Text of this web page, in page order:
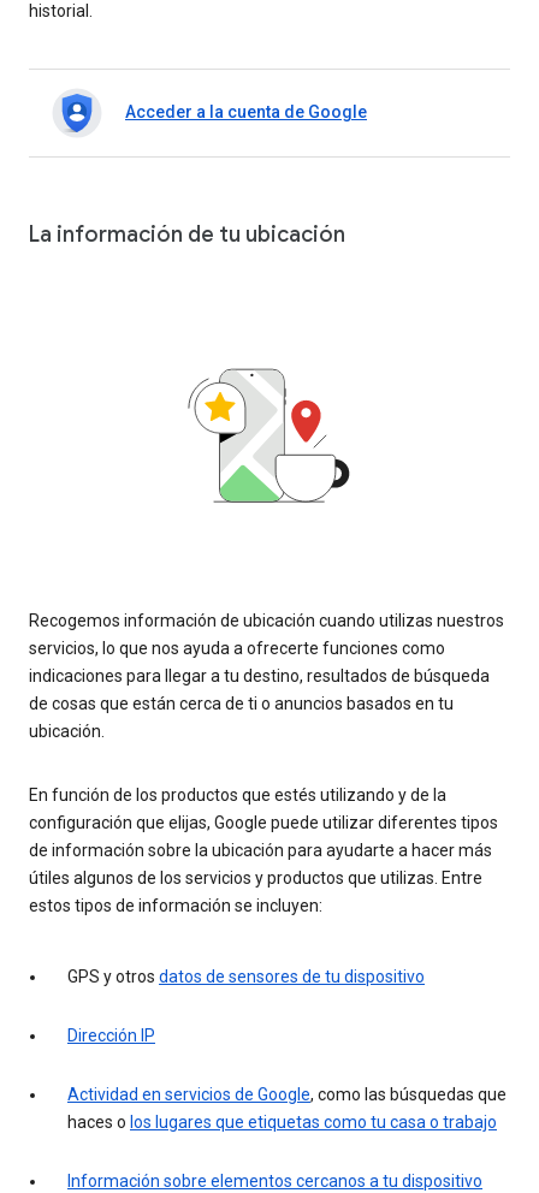
historial.
Acceder a la cuenta de Google
La información de tu ubicación
Recogemos información de ubicación cuando utilizas nuestros
servicios, lo que nos ayuda a ofrecerte funciones como
indicaciones para llegar a tu destino, resultados de búsqueda
de cosas que están cerca de ti o anuncios basados en tu
ubicación.
En función de los productos que estés utilizando y de la
configuración que elijas, Google puede utilizar diferentes tipos
de información sobre la ubicación para ayudarte a hacer más
útiles algunos de los servicios y productos que utilizas. Entre
estos tipos de información se incluyen:
GPS y otros datos de sensores de tu dispositivo
Dirección IP
Actividad en servicios de Google, como las búsquedas que
haces o los lugares que etiquetas como tu casa o trabajo
Información sobre elementos cercanos a tu dispositivo